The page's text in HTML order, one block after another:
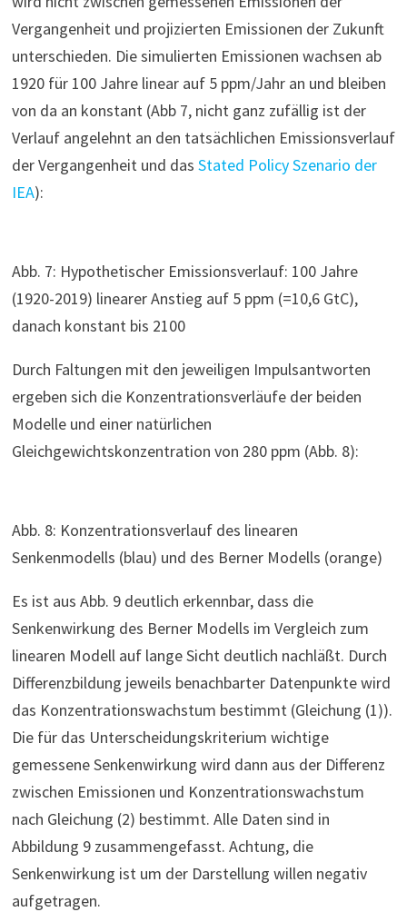
Vergangenheit und projizierten Emissionen der Zukunft
unterschieden. Die simulierten Emissionen wachsen ab
1920 für 100 Jahre linear auf 5 ppm/Jahr an und bleiben
von da an konstant (Abb 7, nicht ganz zufällig ist der
Verlauf angelehnt an den tatsächlichen Emissionsverlauf
der Vergangenheit und das Stated Policy Szenario der
IEA):
Abb. 7: Hypothetischer Emissionsverlauf: 100 Jahre
(1920-2019) linearer Anstieg auf 5 ppm (=10,6 GtC),
danach konstant bis 2100
Durch Faltungen mit den jeweiligen Impulsantworten
ergeben sich die Konzentrationsverläufe der beiden
Modelle und einer natürlichen
Gleichgewichtskonzentration von 280 ppm (Abb. 8):
Abb. 8: Konzentrationsverlauf des linearen
Senkenmodells (blau) und des Berner Modells (orange)
Es ist aus Abb. 9 deutlich erkennbar, dass die
Senkenwirkung des Berner Modells im Vergleich zum
linearen Modell auf lange Sicht deutlich nachläßt. Durch
Differenzbildung jeweils benachbarter Datenpunkte wird
das Konzentrationswachstum bestimmt (Gleichung (1)).
Die für das Unterscheidungskriterium wichtige
gemessene Senkenwirkung wird dann aus der Differenz
zwischen Emissionen und Konzentrationswachstum
nach Gleichung (2) bestimmt. Alle Daten sind in
Abbildung 9 zusammengefasst. Achtung, die
Senkenwirkung ist um der Darstellung willen negativ
aufgetragen.